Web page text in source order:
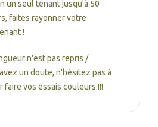
un seul tenant jusqu'à 50
faites rayonner votre
!
n'est pas repris /
un doute, n'hésitez pas à
faire vos essais couleurs !!!